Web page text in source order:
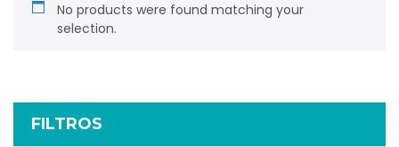
FILTROS
No products were found matching your
selection.